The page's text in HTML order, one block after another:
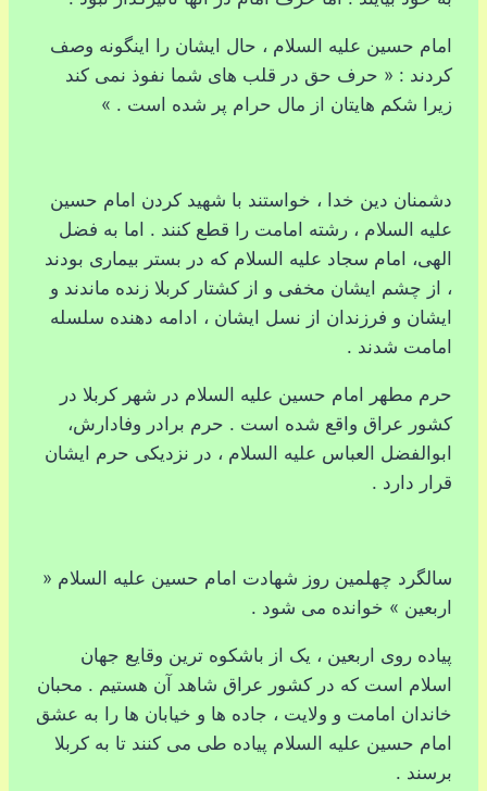
امام حسین علیه السلام ، حال ایشان را اینگونه وصف
کردند : « حرف حق در قلب های شما نفوذ نمی کند
زیرا شکم هایتان از مال حرام پر شده است . »
دشمنان دین خدا ، خواستند با شهید کردن امام حسین
علیه السلام ، رشته امامت را قطع کنند . اما به فضل
الهی، امام سجاد علیه السلام که در بستر بیماری بودند
، از چشم ایشان مخفی و از کشتار کربلا زنده ماندند و
ایشان و فرزندان از نسل ایشان ، ادامه دهنده سلسله
امامت شدند .
حرم مطهر امام حسین علیه السلام در شهر کربلا در
کشور عراق واقع شده است . حرم برادر وفادارش،
ابوالفضل العباس علیه السلام ، در نزدیکی حرم ایشان
قرار دارد .
سالگرد چهلمین روز شهادت امام حسین علیه السلام «
اربعین » خوانده می شود .
پیاده روی اربعین ، یک از باشکوه ترین وقایع جهان
اسلام است که در کشور عراق شاهد آن هستیم . محبان
خاندان امامت و ولایت ، جاده ها و خیابان ها را به عشق
امام حسین علیه السلام پیاده طی می کنند تا به کربلا
برسند .